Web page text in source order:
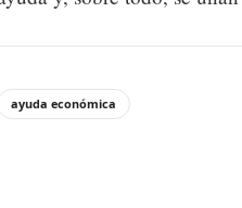
ayuda económica